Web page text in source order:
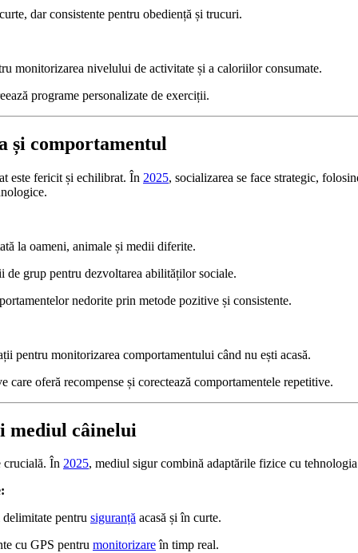
dar consistente pentru obediență și trucuri.
monitorizarea nivelului de activitate și a caloriilor consumate.
programe personalizate de exerciții.
și comportamentul
este fericit și echilibrat. În 2025, socializarea se face strategic,
la oameni, animale și medii diferite.
de grup pentru dezvoltarea abilităților sociale.
nedorite prin metode pozitive și consistente.
pentru monitorizarea comportamentului când nu ești acasă.
care oferă recompense și corectează comportamentele repetitive.
mediul câinelui
crucială. În 2025, mediul sigur combină adaptările fizice cu
pentru siguranță acasă și în curte.
cu GPS pentru monitorizareîn timp real.